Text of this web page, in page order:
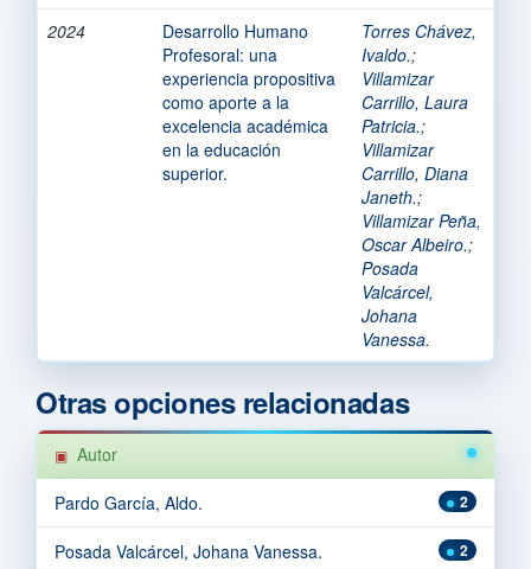
2024
Desarrollo Humano
Profesoral: una
experiencia propositiva
como aporte a la
excelencia académica
en la educación
superior.
Torres Chávez,
Ivaldo.;
Villamizar
Carrillo, Laura
Patricia.;
Villamizar
Carrillo, Diana
Janeth.;
Villamizar Peña,
Oscar Albeiro.;
Posada
Valcárcel,
Johana
Vanessa.
Otras opciones relacionadas
Autor
2
Pardo García, Aldo.
2
Posada Valcárcel, Johana Vanessa.